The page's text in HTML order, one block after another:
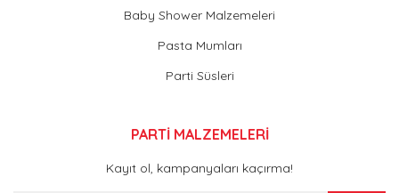
Baby Shower Malzemeleri
Pasta Mumları
Parti Süsleri
PARTİ MALZEMELERİ
Kayıt ol, kampanyaları kaçırma!